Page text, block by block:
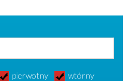
pierwotny
wtórny